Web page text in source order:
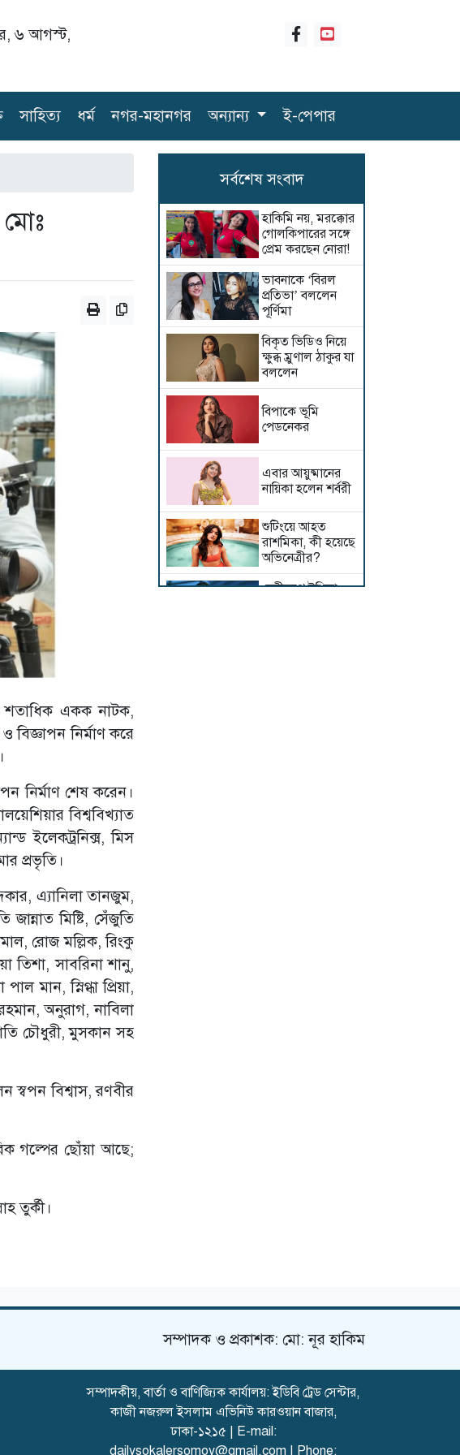
৬ আগস্ট,
সাহিত্য ধর্ম নগর-মহানগর অন্যান্য ই-পেপার
মোঃ
শতাধিক একক নাটক,
নির্মাণ করে
নির্মাণ শেষ করেন।
বিশ্ববিখ্যাত
ইলেকট্রনিক্স, মিস
প্রভৃতি।
এ্যানিলা তানজুম,
মিষ্টি, সেঁজুতি
রোজ মল্লিক, রিংকু
তিশা, সাবরিনা শানু,
মান, স্নিগ্ধা প্রিয়া,
অনুরাগ, নাবিলা
চৌধুরী, মুসকান সহ
স্বপন বিশ্বাস, রণবীর
গল্পের ছোঁয়া আছে;
তুর্কী।
সর্বশেষ সংবাদ
হাকিমি নয়, মরক্কোর
গোলকিপারের সঙ্গে
প্রেম করছেন নোরা!
ভাবনাকে ‘বিরল
প্রতিভা’ বললেন
পূর্ণিমা
বিকৃত ভিডিও নিয়ে
ক্ষুব্ধ ম্রুণাল ঠাকুর যা
বললেন
বিপাকে ভূমি
পেডনেকর
এবার আয়ুষ্মানের
নায়িকা হলেন শর্বরী
শুটিংয়ে আহত
রাশমিকা, কী হয়েছে
অভিনেত্রীর?
দেবীরূপে ইধিকা
সম্পাদক ও প্রকাশক: মো: নূর হাকিম
সম্পাদকীয়, বার্তা ও বাণিজ্যিক কার্যালয়: ইডিবি ট্রেড সেন্টার,
কাজী নজরুল ইসলাম এভিনিউ কারওয়ান বাজার,
ঢাকা-১২১৫ | E-mail:
dailysokalersomoy@gmail.com | Phone: